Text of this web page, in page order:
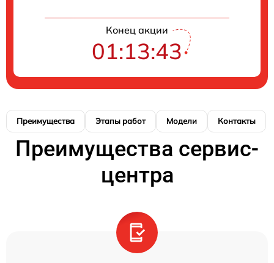
Конец акции
01:13:42
Преимущества Этапы работ Модели Контакты
Преимущества сервис-
центра